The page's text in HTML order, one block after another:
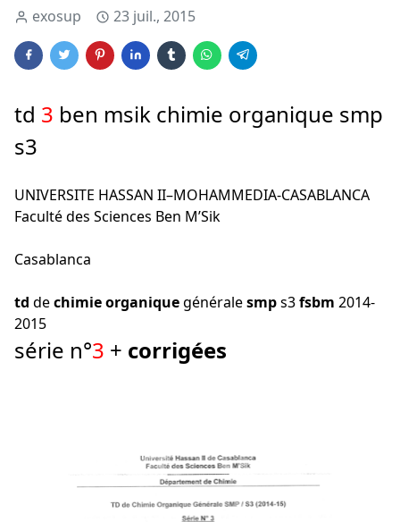
exosup 23 juil., 2015
td 3 ben msik chimie organique smp
s3
UNIVERSITE HASSAN II–MOHAMMEDIA-CASABLANCA
Faculté des Sciences Ben M’Sik
Casablanca
td dechimieorganiquegénéralesmps3fsbm 2014-
2015
série n°3 + corrigées